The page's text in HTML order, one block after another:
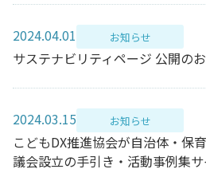
2024.04.01 お知らせ
サステナビリティページ 公開の
2024.03.15 お知らせ
こどもDX推進協会が自治体・保
議会設立の手引き・活動事例集サ